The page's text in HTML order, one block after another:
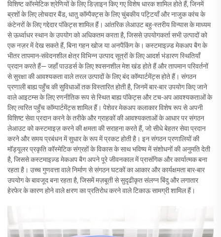
विशिष्ट कॉस्मेटिक श्रेणियों के लिए डिज़ाइन किए गए विशेष धारक शामिल होते हैं, जिनमें
ब्रशों के लिए लोचदार बैंड, धातु कॉम्पैक्ट्स के लिए चुंबकीय पट्टियाँ और नाजुक कांच के
कंटेनरों के लिए गद्देदार पॉकेट्स शामिल हैं। आंतरिक लेआउट बहु-स्तरीय विन्यास के माध्यम
से ऊर्ध्वाधर स्थान के उपयोग को अधिकतम करता है, जिससे उपयोगकर्ता सभी उत्पादों को
एक नज़र में देख सकते हैं, बिना गहन खोज या अनपैकिंग के। कस्टमाइज़्ड मेकअप बैग के
भीतर तापमान-संवेदनशील क्षेत्र विभिन्न उत्पाद सूत्रों के लिए आदर्श भंडारण स्थितियाँ
प्रदान करते हैं— जहाँ पाउडर्स के लिए श्वसनशील मेश खंड होते हैं और तापमान परिवर्तनों
से सुरक्षा की आवश्यकता वाले तरल उत्पादों के लिए बंद कॉम्पार्टमेंट्स होते हैं। संगठन
प्रणाली बाह्य पहुँच की सुविधाओं तक विस्तारित होती है, जिनमें बार-बार उपयोग किए जाने
वाले आइटम्स के लिए रणनीतिक रूप से स्थित बाह्य पॉकेट्स और टच-अप आवश्यकताओं के
लिए त्वरित पहुँच कॉम्पार्टमेंट्स शामिल हैं। पेशेवर मेकअप कलाकार विशेष रूप से अपनी
विशिष्ट सेवा प्रदान करने के तरीके और ग्राहकों की आवश्यकताओं के आधार पर संगठन
लेआउट को कस्टमाइज़ करने की क्षमता की सराहना करते हैं, जो सीधे बेहतर सेवा प्रदान
करने और समय प्रबंधन में सुधार के रूप में प्रकट होती है। इन संगठन प्रणालियों की
मॉड्यूलर प्रकृति कॉस्मेटिक संग्रहों के विकास के साथ भविष्य में संशोधनों की अनुमति देती
है, जिससे कस्टमाइज़्ड मेकअप बैग अपने पूरे जीवनकाल में प्रासंगिक और कार्यात्मक बना
रहता है। उच्च गुणवत्ता वाले निर्माण से संगठन घटकों का आकार और कार्यक्षमता बार-बार
उपयोग के बावजूद बना रहता है, जिसमें मज़बूती से सुदृढीकृत संलग्न बिंदु और लगातार
हेरफेर के कारण होने वाले क्षरण का प्रतिरोध करने वाले टिकाऊ सामग्री शामिल हैं।